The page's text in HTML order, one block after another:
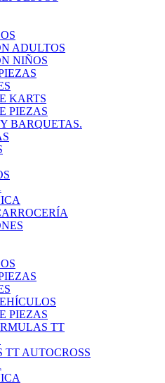
ADULTOS
NIÑOS
KARTS
PIEZAS
BARQUETAS.
PIEZAS
TT
TT AUTOCROSS